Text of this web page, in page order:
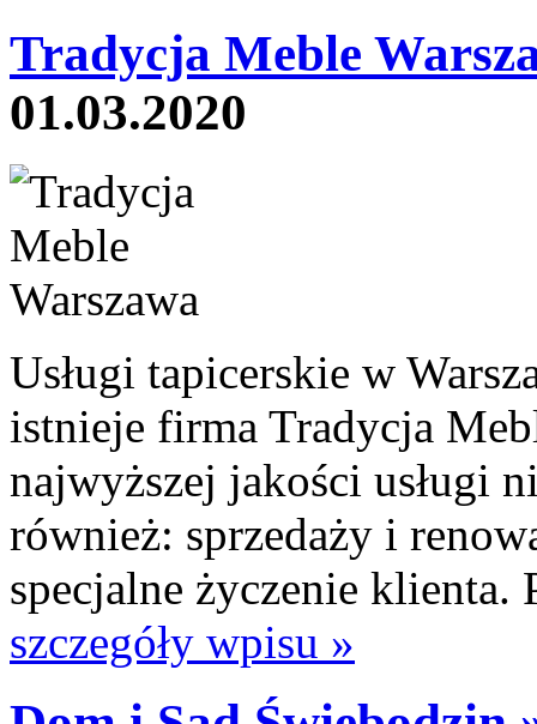
Tradycja Meble
01.03.2020
Usługi tapicerskie w
istnieje firma Tradycja
najwyższej jakości usługi
również: sprzedaży i
specjalne życzenie
szczegóły wpisu »